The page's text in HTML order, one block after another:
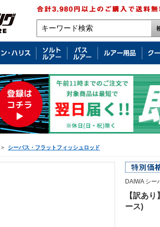
> シーバス・フラットフィッシュロッド
DAIWA シー
【訳あ
ース)